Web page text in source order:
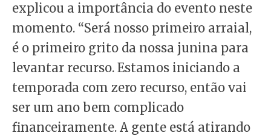
explicou a importância do evento neste
momento. “Será nosso primeiro arraial,
é o primeiro grito da nossa junina para
levantar recurso. Estamos iniciando a
temporada com zero recurso, então vai
ser um ano bem complicado
financeiramente. A gente está atirando